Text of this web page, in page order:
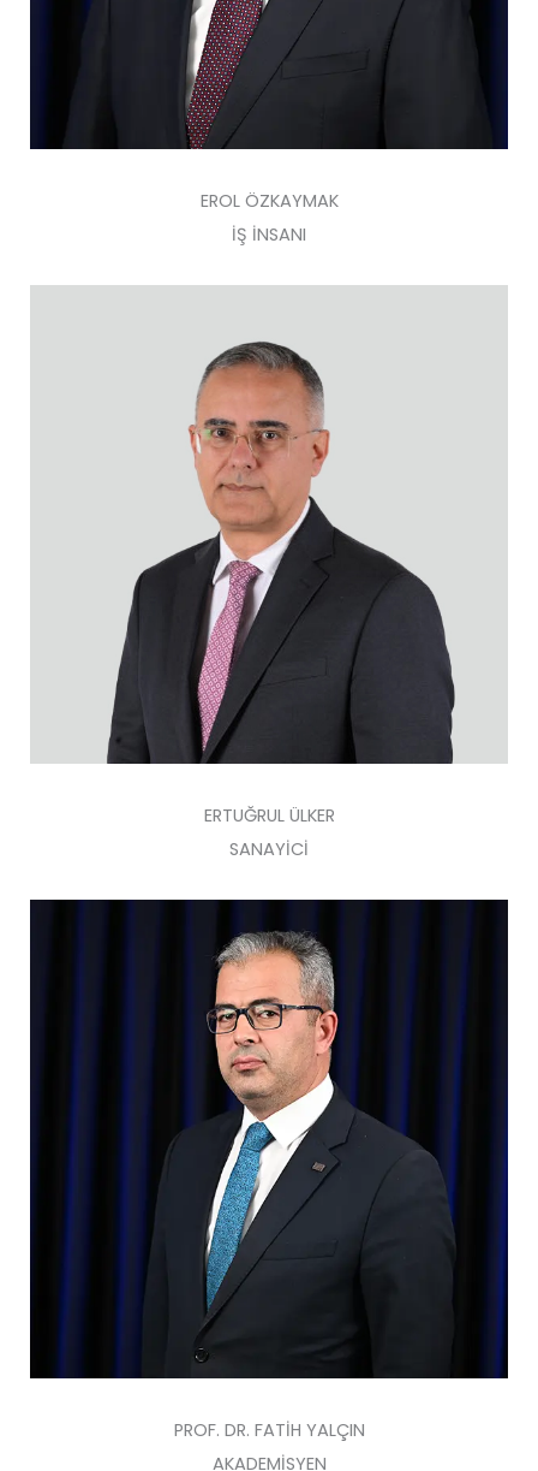
EROL ÖZKAYMAK
İŞ İNSANI
ERTUĞRUL ÜLKER
SANAYİCİ
PROF. DR. FATİH YALÇIN
AKADEMİSYEN